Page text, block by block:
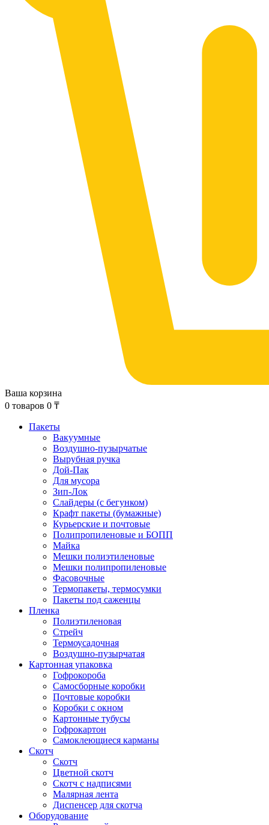
Ваша корзина
0 товаров 0 ₸
Пакеты
Вакуумные
Воздушно-пузырчатые
Вырубная ручка
Дой-Пак
Для мусора
Зип-Лок
Слайдеры (с бегунком)
Крафт пакеты (бумажные)
Курьерские и почтовые
Полипропиленовые и БОПП
Майка
Мешки полиэтиленовые
Мешки полипропиленовые
Фасовочные
Термопакеты, термосумки
Пакеты под саженцы
Пленка
Полиэтиленовая
Стрейч
Термоусадочная
Воздушно-пузырчатая
Картонная упаковка
Гофрокороба
Самосборные коробки
Почтовые коробки
Коробки с окном
Картонные тубусы
Гофрокартон
Самоклеющиеся карманы
Скотч
Скотч
Цветной скотч
Скотч с надписями
Малярная лента
Диспенсер для скотча
Оборудование